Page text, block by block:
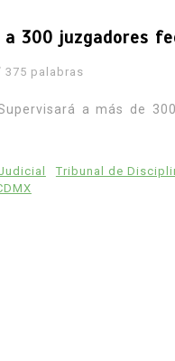
a 300 juzgadores
375 palabras
a más de
Tribunal de